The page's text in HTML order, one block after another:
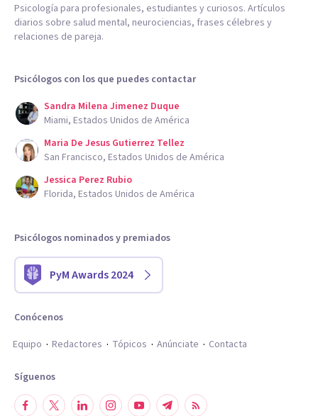
Psicología para profesionales, estudiantes y curiosos. Artículos
diarios sobre salud mental, neurociencias, frases célebres y
relaciones de pareja.
Psicólogos con los que puedes contactar
Sandra Milena Jimenez Duque
Miami, Estados Unidos de América
Maria De Jesus Gutierrez Tellez
San Francisco, Estados Unidos de América
Jessica Perez Rubio
Florida, Estados Unidos de América
Psicólogos nominados y premiados
PyM Awards 2024
Conócenos
Equipo
Redactores Tópicos Anúnciate Contacta
Síguenos